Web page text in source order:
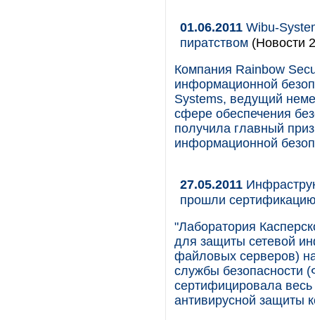
01.06.2011 Wibu-
пиратством (Новости
Компания Rainbow
информационной
Systems, ведущий
сфере обеспечения
получила главный
информационной
27.05.2011
прошли
"Лаборатория
для защиты сетевой
файловых серверов)
службы безопасности
сертифицировала
антивирусной защиты